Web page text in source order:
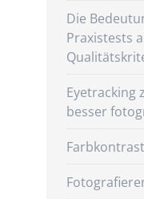
Die
Praxistests
Eyetracking
besser